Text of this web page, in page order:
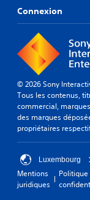
Connexion
© 2026 Sony
Tous les contenus,
commercial,
des marques
propriétaires
Luxembourg
Mentions
juridiques
Politique